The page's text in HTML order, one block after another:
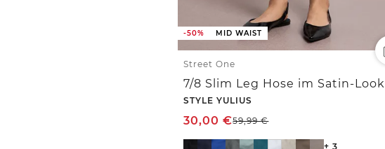
-50% MID WAIST
Street One
7/8 Slim Leg Hose im Satin-Look
STYLE YULIUS
30,00€59,99€
+ 3